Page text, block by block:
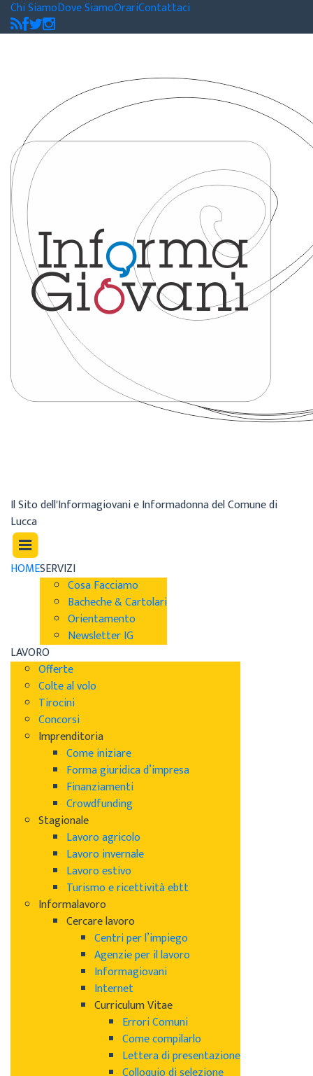
Chi SiamoDove SiamoOrariContattaci
Il Sito dell'Informagiovani e Informadonna del Comune di
Lucca
HOMESERVIZI
Cosa Facciamo
Bacheche & Cartolari
Orientamento
Newsletter IG
LAVORO
Offerte
Colte al volo
Tirocini
Concorsi
Imprenditoria
Come iniziare
Forma giuridica d’impresa
Finanziamenti
Crowdfunding
Stagionale
Lavoro agricolo
Lavoro invernale
Lavoro estivo
Turismo e ricettività ebtt
Informalavoro
Cercare lavoro
Centri per l’impiego
Agenzie per il lavoro
Informagiovani
Internet
Curriculum Vitae
Errori Comuni
Come compilarlo
Lettera di presentazione